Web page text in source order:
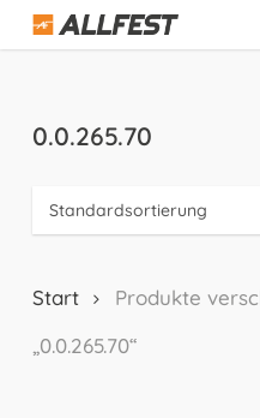
Skip
0.0.265.70
Start
Produkte
„0.0.265.70“